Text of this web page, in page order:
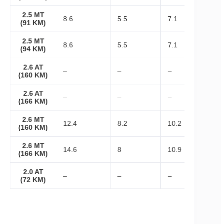
2.5 MT
(91 KM)
8.6 5.5 7.1
2.5 MT
(94 KM)
8.6 5.5 7.1
2.6 AT
(160 KM)
– – –
2.6 AT
(166 KM)
– – –
2.6 MT
(160 KM)
12.4 8.2 10.2
2.6 MT
(166 KM)
14.6 8 10.9
2.0 AT
(72 KM)
– – –